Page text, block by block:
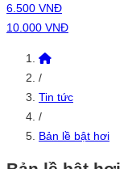
6.500 VNĐ
10.000 VNĐ
/
Tin tức
/
Bản lề bật hơi